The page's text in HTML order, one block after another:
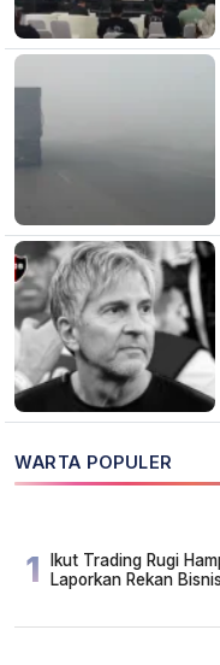
WARTA POPULER
1
Ikut Trading Rugi
Laporkan Rekan